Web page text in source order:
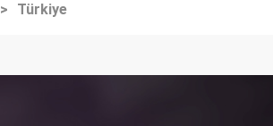
> Türkiye